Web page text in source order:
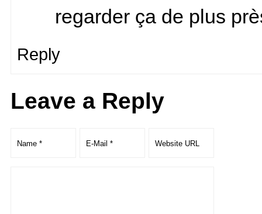
regarder ça de plus
Reply
Leave a Reply